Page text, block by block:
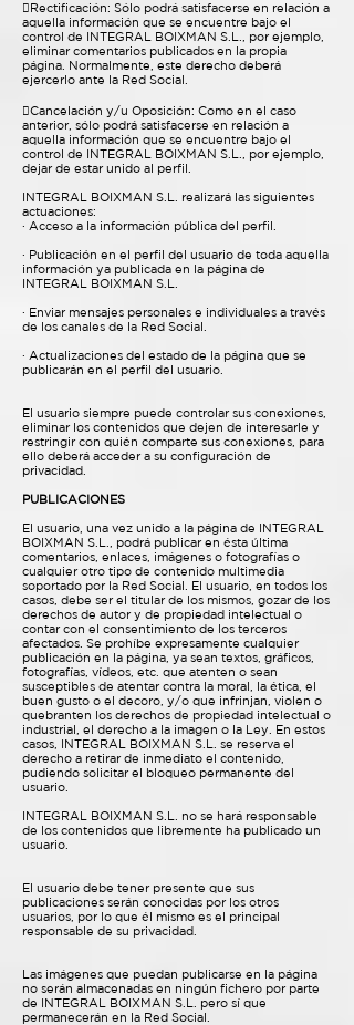
Rectificación: Sólo podrá satisfacerse en relación a
aquella información que se encuentre bajo el
control de INTEGRAL BOIXMAN S.L., por ejemplo,
eliminar comentarios publicados en la propia
página. Normalmente, este derecho deberá
ejercerlo ante la Red Social.
Cancelación y/u Oposición: Como en el caso
anterior, sólo podrá satisfacerse en relación a
aquella información que se encuentre bajo el
control de INTEGRAL BOIXMAN S.L., por ejemplo,
dejar de estar unido al perfil.
INTEGRAL BOIXMAN S.L. realizará las siguientes
actuaciones:
· Acceso a la información pública del perfil.
· Publicación en el perfil del usuario de toda aquella
información ya publicada en la página de
INTEGRAL BOIXMAN S.L.
· Enviar mensajes personales e individuales a través
de los canales de la Red Social.
· Actualizaciones del estado de la página que se
publicarán en el perfil del usuario.
El usuario siempre puede controlar sus conexiones,
eliminar los contenidos que dejen de interesarle y
restringir con quién comparte sus conexiones, para
ello deberá acceder a su configuración de
privacidad.
PUBLICACIONES
El usuario, una vez unido a la página de INTEGRAL
BOIXMAN S.L., podrá publicar en ésta última
comentarios, enlaces, imágenes o fotografías o
cualquier otro tipo de contenido multimedia
soportado por la Red Social. El usuario, en todos los
casos, debe ser el titular de los mismos, gozar de los
derechos de autor y de propiedad intelectual o
contar con el consentimiento de los terceros
afectados. Se prohíbe expresamente cualquier
publicación en la página, ya sean textos, gráficos,
fotografías, vídeos, etc. que atenten o sean
susceptibles de atentar contra la moral, la ética, el
buen gusto o el decoro, y/o que infrinjan, violen o
quebranten los derechos de propiedad intelectual o
industrial, el derecho a la imagen o la Ley. En estos
casos, INTEGRAL BOIXMAN S.L. se reserva el
derecho a retirar de inmediato el contenido,
pudiendo solicitar el bloqueo permanente del
usuario.
INTEGRAL BOIXMAN S.L. no se hará responsable
de los contenidos que libremente ha publicado un
usuario.
El usuario debe tener presente que sus
publicaciones serán conocidas por los otros
usuarios, por lo que él mismo es el principal
responsable de su privacidad.
Las imágenes que puedan publicarse en la página
no serán almacenadas en ningún fichero por parte
de INTEGRAL BOIXMAN S.L. pero sí que
permanecerán en la Red Social.